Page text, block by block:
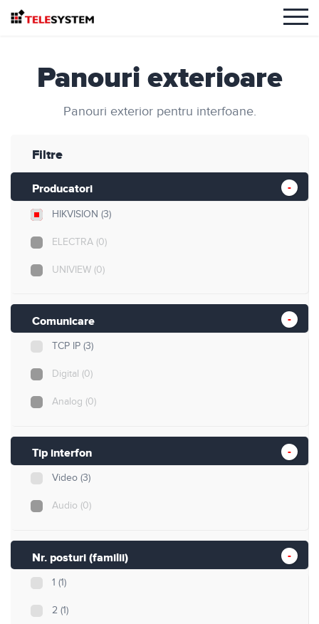
Panouri exterioare
Panouri exterior pentru interfoane.
Filtre
Producatori
HIKVISION (3)
ELECTRA (0)
UNIVIEW (0)
Comunicare
TCP IP (3)
Digital (0)
Analog (0)
Tip interfon
Video (3)
Audio (0)
Nr. posturi (familii)
1 (1)
2 (1)